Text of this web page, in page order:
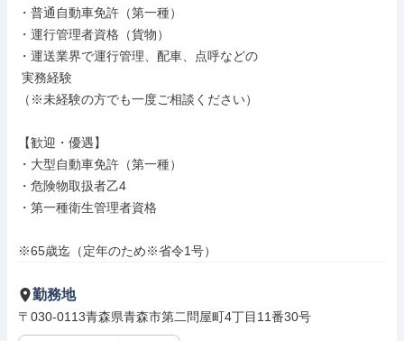
・普通自動車免許（第一種）
・運行管理者資格（貨物）
・運送業界で運行管理、配車、点呼などの
（※未経験の方でも一度ご相談ください）
【歓迎・優遇】
・大型自動車免許（第一種）
・危険物取扱者乙4
・第一種衛生管理者資格
※65歳迄（定年のため※省令1号）
勤務地
〒030-0113青森県青森市第二問屋町4丁目11番30号